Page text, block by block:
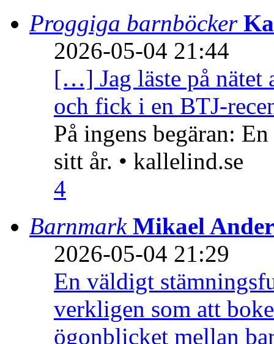
Proggiga barnböcker
2026-05-04 21:44
[…] Jag läste på nätet
och fick i en BTJ-
På ingens begäran:
sitt år. • kallelind.se
4
Barnmark Mikael
2026-05-04 21:29
En väldigt
verkligen som att
ögonblicket mellan